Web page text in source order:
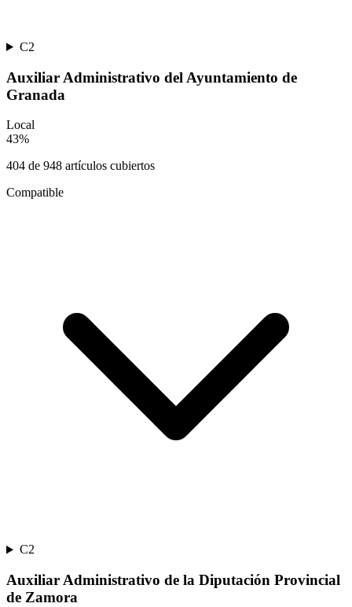
C2
Auxiliar Administrativo del Ayuntamiento de
Granada
Local
43%
404 de 948 artículos cubiertos
Compatible
C2
Auxiliar Administrativo de la Diputación Provincial
de Zamora